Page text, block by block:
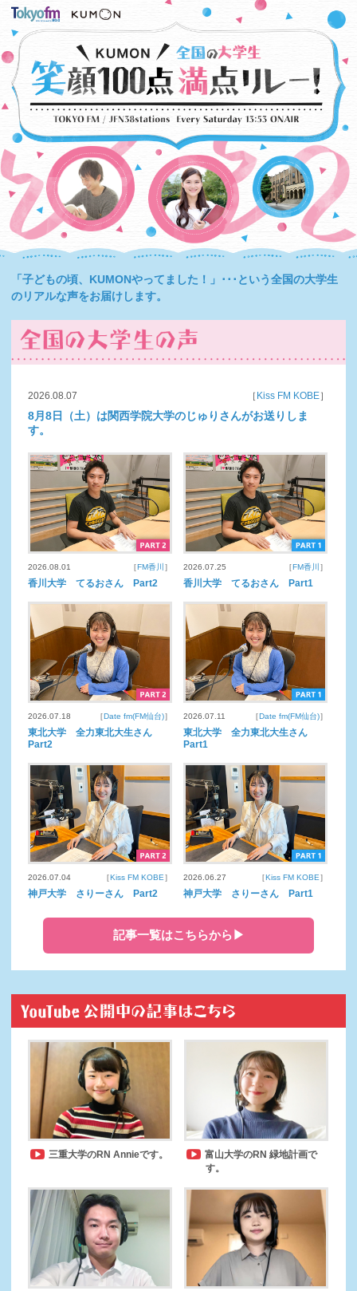
「子どもの頃、KUMONやってました！」･･･という全国の大学生
のリアルな声をお届けします。
2026.08.07 ［ Kiss FM KOBE］
8月8日（土）は関西学院大学のじゅりさんがお送りしま
す。
2026.08.01 ［FM香川 ］
香川大学 てるおさん Part2
2026.07.25 ［FM香川 ］
香川大学 てるおさん Part1
2026.07.18 ［Date fm(FM仙台)］
東北大学 全力東北大生さん
Part2
2026.07.11 ［Date fm(FM仙台)］
東北大学 全力東北大生さん
Part1
2026.07.04 ［Kiss FM KOBE］
神戸大学 さりーさん Part2
2026.06.27 ［Kiss FM KOBE］
神戸大学 さりーさん Part1
記事一覧はこちらから▶
三重大学のRN Annieです。
富山大学のRN 緑地計画で
す。